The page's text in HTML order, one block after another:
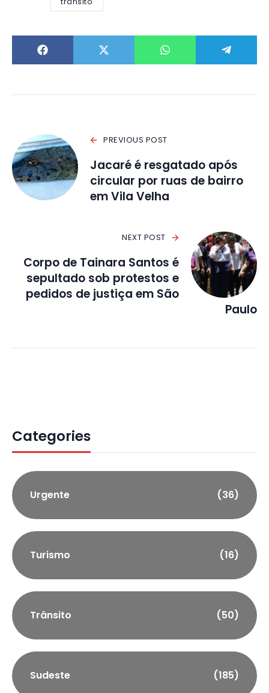
PREVIOUS POST
Jacaré é resgatado após
circular por ruas de bairro
em Vila Velha
NEXT POST
Corpo de Tainara Santos é
sepultado sob protestos e
pedidos de justiça em São
Paulo
Categories
Urgente (36)
Turismo (16)
Trânsito (50)
Sudeste (185)